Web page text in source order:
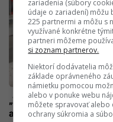
„Žiadne 13. odvody,
analytici. Adresnosť
zariadenia (súbory
údaje o zariadení) môžu
225 partnermi a môžu s
využívané konkrétne
partneri môžeme
si zoznam partnerov.
Niektorí dodávatelia
základe oprávneného
námietku pomocou
alebo v ponuke webu
môžete spravovať alebo
ochrany súkromia a